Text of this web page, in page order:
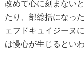
改めて心に刻まない
たり、部総括になっ
ェフドキュイジーヌ
は慢心が生じるといわ